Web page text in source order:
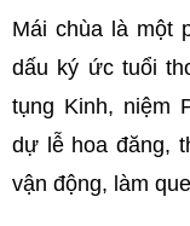
Mái chùa là một
dấu ký ức tuổi
tụng Kinh, niệm
dự lễ hoa đăng,
vận động, làm